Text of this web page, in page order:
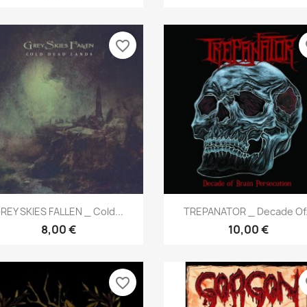
Aperçu rapide
SKIES FALLEN _ Cold...
8,00 €
favorite_border
Aperçu rapide
TREPANATOR _ Decade
10,00 €
favorite_border